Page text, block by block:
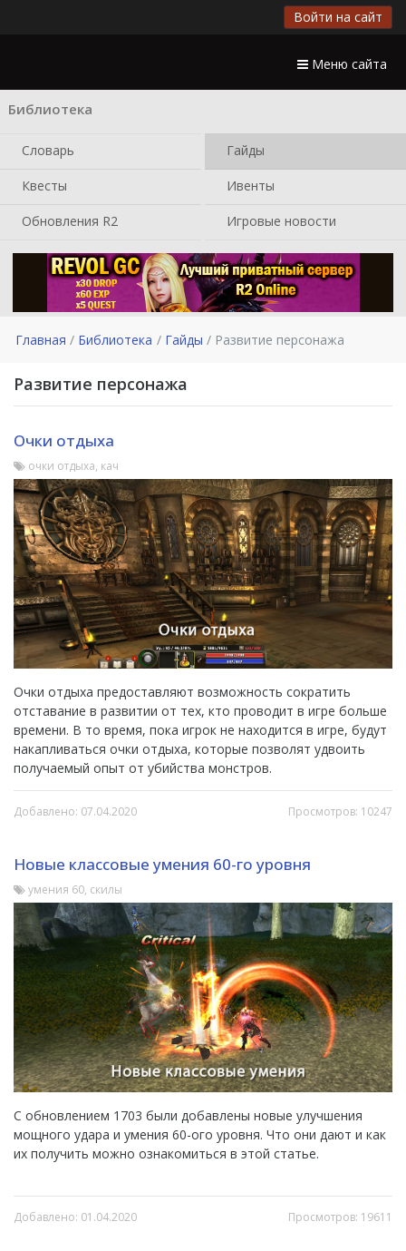
Войти на сайт
Меню сайта
Библиотека
Словарь Гайды
Квесты Ивенты
Обновления R2 Игровые новости
Главная Библиотека Гайды Развитие персонажа
Развитие персонажа
Очки отдыха
очки отдыха, кач
Очки отдыха предоставляют возможность сократить
отставание в развитии от тех, кто проводит в игре больше
времени. В то время, пока игрок не находится в игре, будут
накапливаться очки отдыха, которые позволят удвоить
получаемый опыт от убийства монстров.
Добавлено: 07.04.2020 Просмотров: 10247
Новые классовые умения 60-го уровня
умения 60, скилы
С обновлением 1703 были добавлены новые улучшения
мощного удара и умения 60-ого уровня. Что они дают и как
их получить можно ознакомиться в этой статье.
Добавлено: 01.04.2020 Просмотров: 19611